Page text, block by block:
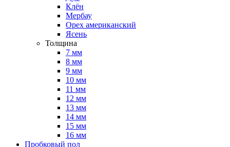
Клён
Мербау
Орех американский
Ясень
Толщина
7 мм
8 мм
9 мм
10 мм
11 мм
12 мм
13 мм
14 мм
15 мм
16 мм
Пробковый пол